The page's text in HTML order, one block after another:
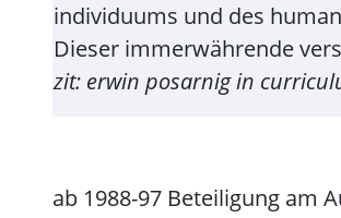
individuums und des
Dieser immerwährende
zit: erwin posarnig in
ab 1988-97 Beteiligung am